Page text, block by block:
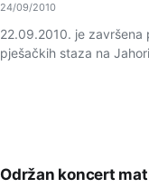
24/09/2010
22.09.2010. je
pješačkih staza na
Održan koncert